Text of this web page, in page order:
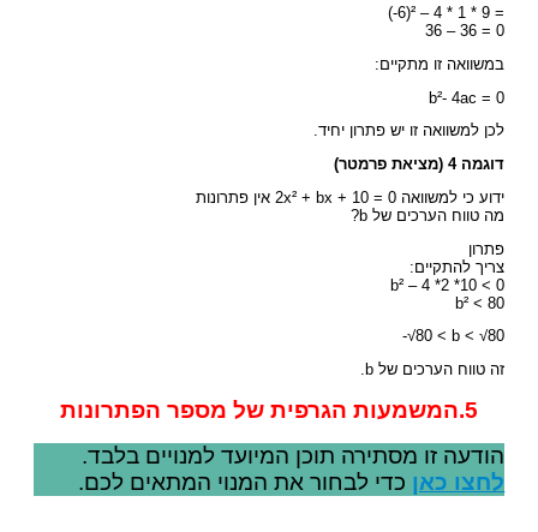
(-6)² – 4 * 1 * 9 =
36 – 36 = 0
במשוואה זו מתקיים:
b²- 4ac = 0
לכן למשוואה זו יש פתרון יחיד.
דוגמה 4 (מציאת פרמטר)
ידוע כי למשוואה 2x² + bx + 10 = 0 אין פתרונות
מה טווח הערכים של b?
פתרון
צריך להתקיים:
b² – 4 *2 *10 < 0
b² < 80
-√80 < b < √80
זה טווח הערכים של b.
5.המשמעות הגרפית של מספר הפתרונות
הודעה זו מסתירה תוכן המיועד למנויים בלבד.
לחצו כאן כדי לבחור את המנוי המתאים לכם.